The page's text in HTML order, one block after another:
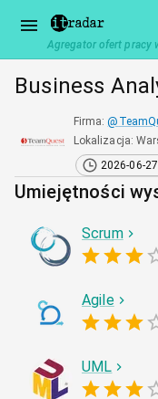
Agregator ofert pracy
Business
Firma: @
Lokalizacja:
2026-06-27
Umiejętności
Scrum
Agile
UML